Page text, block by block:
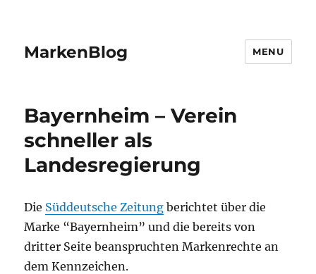
MarkenBlog MENU
Bayernheim – Verein
schneller als
Landesregierung
Die Süddeutsche Zeitung berichtet über die
Marke “Bayernheim” und die bereits von
dritter Seite beanspruchten Markenrechte an
dem Kennzeichen.